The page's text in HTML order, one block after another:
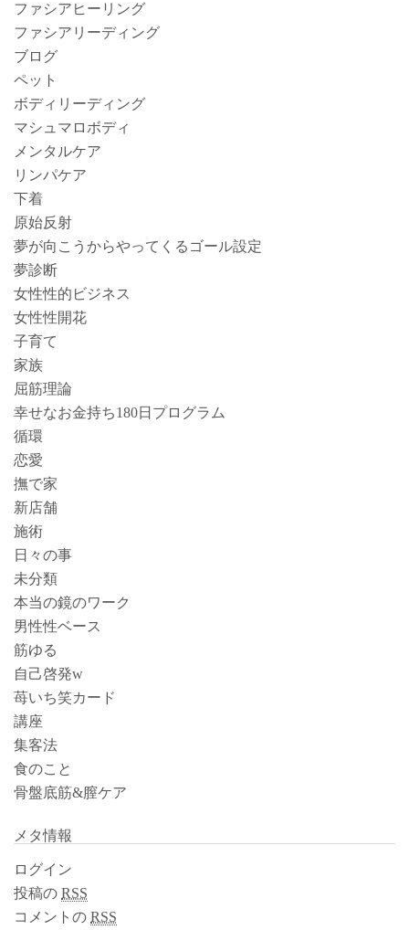
ファシアヒーリング
ファシアリーディング
ブログ
ペット
ボディリーディング
マシュマロボディ
メンタルケア
リンパケア
下着
原始反射
夢が向こうからやってくるゴール設定
夢診断
女性性的ビジネス
女性性開花
子育て
家族
屈筋理論
幸せなお金持ち180日プログラム
循環
恋愛
撫で家
新店舗
施術
日々の事
未分類
本当の鏡のワーク
男性性ベース
筋ゆる
自己啓発w
苺いち笑カード
講座
集客法
食のこと
骨盤底筋&膣ケア
メタ情報
ログイン
投稿の RSS
コメントの RSS